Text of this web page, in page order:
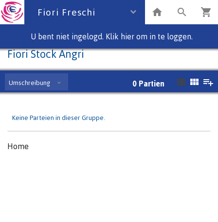
Fiori Freschi
U bent niet ingelogd. Klik hier om in te loggen.
Fiori Stock Angri
Umschreibung 0 Partien
Keine Parteien in dieser Gruppe.
Home